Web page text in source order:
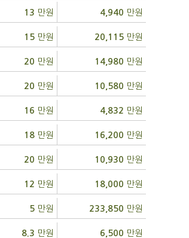
13 만원 4,940 만원
15 만원 20,115만원
20 만원 14,980 만원
20 만원 10,580 만원
16 만원 4,832 만원
18 만원 16,200 만원
20 만원 10,930 만원
12 만원 18,000 만원
5 만원 233,850 만원
8.3 만원 6,500 만원